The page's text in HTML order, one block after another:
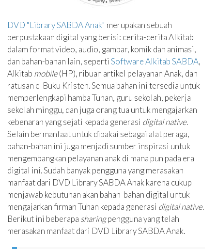
DVD "Library SABDA Anak" merupakan sebuah
perpustakaan digital yang berisi: cerita-cerita Alkitab
dalam format video, audio, gambar, komik dan animasi,
dan bahan-bahan lain, seperti Software Alkitab SABDA,
Alkitab mobile(HP), ribuan artikel pelayanan Anak, dan
ratusan e-Buku Kristen. Semua bahan ini tersedia untuk
memperlengkapi hamba Tuhan, guru sekolah, pekerja
sekolah minggu, dan juga orang tua untuk mengajarkan
kebenaran yang sejati kepada generasi digital native.
Selain bermanfaat untuk dipakai sebagai alat peraga,
bahan-bahan ini juga menjadi sumber inspirasi untuk
mengembangkan pelayanan anak di mana pun pada era
digital ini. Sudah banyak pengguna yang merasakan
manfaat dari DVD Library SABDA Anak karena cukup
menjawab kebutuhan akan bahan-bahan digital untuk
mengajarkan firman Tuhan kepada generasi digital native.
Berikut ini beberapa sharingpengguna yang telah
merasakan manfaat dari DVD Library SABDA Anak.